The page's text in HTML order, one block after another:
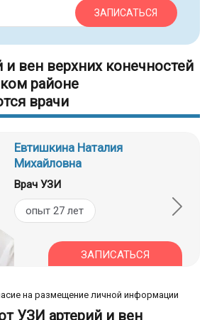
ЗАПИСАТЬСЯ
и вен верхних конечностей
районе
врачи
Евтишкина Наталия
Михайловна
Врач УЗИ
опыт 27 лет
ЗАПИСАТЬСЯ
на размещение личной информации
УЗИ артерий и вен